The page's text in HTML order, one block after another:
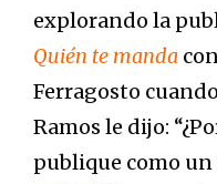
explorando la
Quién te manda
Ferragosto
Ramos le dijo:
publique como un